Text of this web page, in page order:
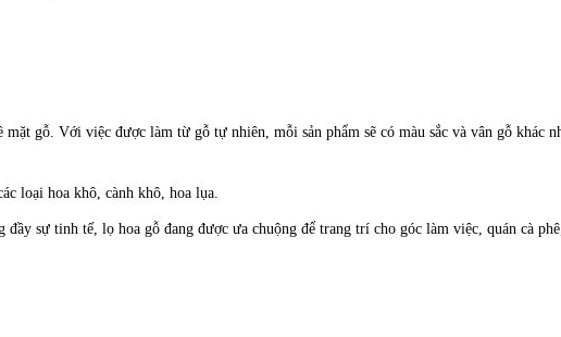
mặt gỗ. Với việc được làm từ gỗ tự nhiên, mỗi sản phẩm sẽ có màu sắc và vân gỗ khác
loại hoa khô, cành khô, hoa lụa.
sự tinh tế, lọ hoa gỗ đang được ưa chuộng để trang trí cho góc làm việc, quán cà